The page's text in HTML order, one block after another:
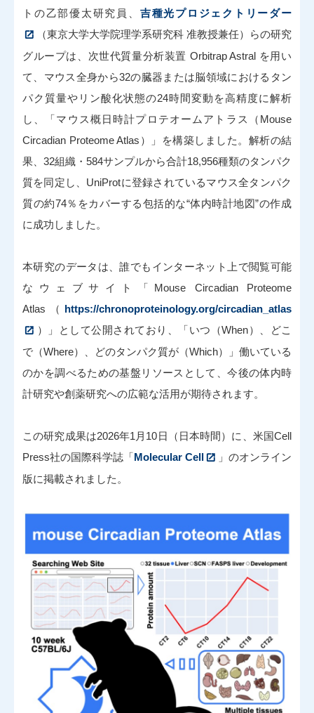
トの乙部優太研究員、 吉種光プロジェクトリーダー
（東京大学大学院理学系研究科 准教授兼任）らの研究
グループは、次世代質量分析装置 Orbitrap Astral を用い
て、マウス全身から32の臓器または脳領域におけるタン
パク質量やリン酸化状態の24時間変動を高精度に解析
し、「マウス概日時計プロテオームアトラス（Mouse
Circadian Proteome Atlas）」を構築しました。解析の結
果、32組織・584サンプルから合計18,956種類のタンパク
質を同定し、UniProtに登録されているマウス全タンパク
質の約74％をカバーする包括的な“体内時計地図”の作成
に成功しました。
本研究のデータは、誰でもインターネット上で閲覧可能
なウェブサイト「Mouse Circadian Proteome
Atlas（ https://chronoproteinology.org/circadian_atlas
）」として公開されており、「いつ（When）、どこ
で（Where）、どのタンパク質が（Which）」働いている
のかを調べるための基盤リソースとして、今後の体内時
計研究や創薬研究への広範な活用が期待されます。
この研究成果は2026年1月10日（日本時間）に、米国Cell
Press社の国際科学誌「Molecular Cell
」のオンライン
版に掲載されました。